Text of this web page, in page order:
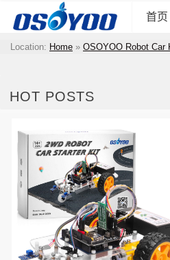
首页
Location: Home » OSOYOO Robot Car
HOT POSTS